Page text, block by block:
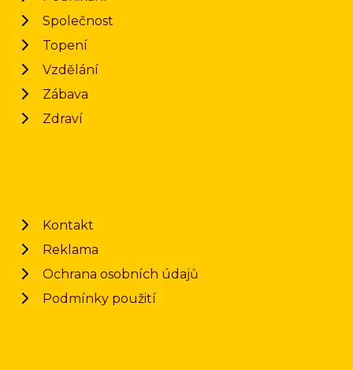
Společnost
Topení
Vzdělání
Zábava
Zdraví
Kontakt
Reklama
Ochrana osobních údajů
Podmínky použití